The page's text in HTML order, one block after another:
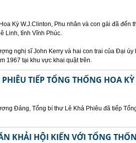
Kỳ W.J.Clinton, Phu nhân và con gái đã đến
Linh, tỉnh Vĩnh Phúc.
nghị sĩ John Kerry và hai con trai của Đại
1967 tại khu vực khai quật trên.
TIẾP TỔNG THỐNG HOA
Đảng, Tổng bí thư Lê Khả Phiêu đã tiếp
KHẢI HỘI KIẾN VỚI TỔNG